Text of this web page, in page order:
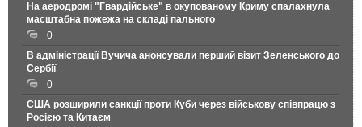
На аеродромі "Гвардійське" в окупованому Криму спалахнула
масштабна пожежа на складі пального
0
В адміністрації Вучича анонсували перший візит Зеленського до
Сербії
0
США розширили санкції проти Куби через військову співпрацю з
Росією та Китаєм